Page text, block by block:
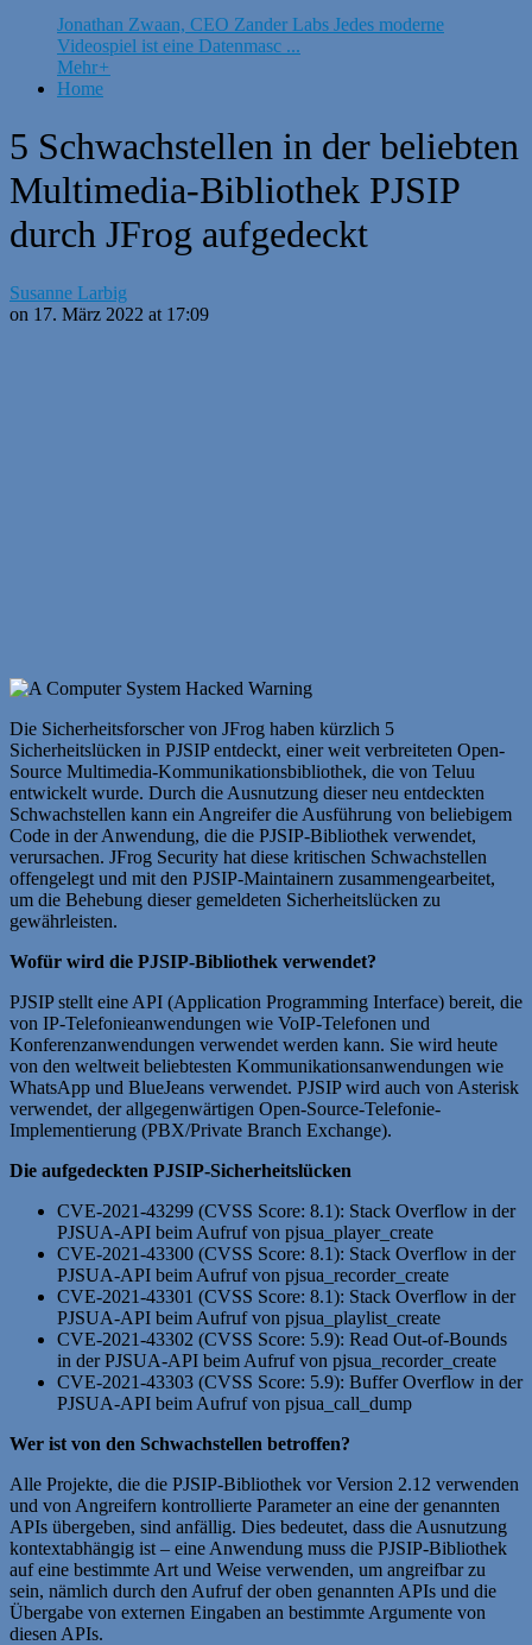
Jonathan Zwaan, CEO Zander Labs Jedes moderne
Videospiel ist eine Datenmasc ...
Mehr+
Home
5 Schwachstellen in der beliebten
Multimedia-Bibliothek PJSIP
durch JFrog aufgedeckt
Susanne Larbig
on 17. März 2022 at 17:09
Die Sicherheitsforscher von JFrog haben kürzlich 5
Sicherheitslücken in PJSIP entdeckt, einer weit verbreiteten Open-
Source Multimedia-Kommunikationsbibliothek, die von Teluu
entwickelt wurde. Durch die Ausnutzung dieser neu entdeckten
Schwachstellen kann ein Angreifer die Ausführung von beliebigem
Code in der Anwendung, die die PJSIP-Bibliothek verwendet,
verursachen. JFrog Security hat diese kritischen Schwachstellen
offengelegt und mit den PJSIP-Maintainern zusammengearbeitet,
um die Behebung dieser gemeldeten Sicherheitslücken zu
gewährleisten.
Wofür wird die PJSIP-Bibliothek verwendet?
PJSIP stellt eine API (Application Programming Interface) bereit, die
von IP-Telefonieanwendungen wie VoIP-Telefonen und
Konferenzanwendungen verwendet werden kann. Sie wird heute
von den weltweit beliebtesten Kommunikationsanwendungen wie
WhatsApp und BlueJeans verwendet. PJSIP wird auch von Asterisk
verwendet, der allgegenwärtigen Open-Source-Telefonie-
Implementierung (PBX/Private Branch Exchange).
Die aufgedeckten PJSIP-Sicherheitslücken
CVE-2021-43299 (CVSS Score: 8.1): Stack Overflow in der
PJSUA-API beim Aufruf von pjsua_player_create
CVE-2021-43300 (CVSS Score: 8.1): Stack Overflow in der
PJSUA-API beim Aufruf von pjsua_recorder_create
CVE-2021-43301 (CVSS Score: 8.1): Stack Overflow in der
PJSUA-API beim Aufruf von pjsua_playlist_create
CVE-2021-43302 (CVSS Score: 5.9): Read Out-of-Bounds
in der PJSUA-API beim Aufruf von pjsua_recorder_create
CVE-2021-43303 (CVSS Score: 5.9): Buffer Overflow in der
PJSUA-API beim Aufruf von pjsua_call_dump
Wer ist von den Schwachstellen betroffen?
Alle Projekte, die die PJSIP-Bibliothek vor Version 2.12 verwenden
und von Angreifern kontrollierte Parameter an eine der genannten
APIs übergeben, sind anfällig. Dies bedeutet, dass die Ausnutzung
kontextabhängig ist – eine Anwendung muss die PJSIP-Bibliothek
auf eine bestimmte Art und Weise verwenden, um angreifbar zu
sein, nämlich durch den Aufruf der oben genannten APIs und die
Übergabe von externen Eingaben an bestimmte Argumente von
diesen APIs.